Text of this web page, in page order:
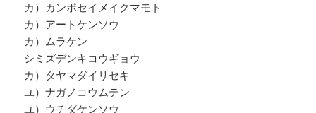
カ）カンポセイメイクマモト
カ）アートケンソウ
カ）ムラケン
シミズデンキコウギョウ
カ）タヤマダイリセキ
ユ）ナガノコウムテン
ユ）ウチダケンソウ